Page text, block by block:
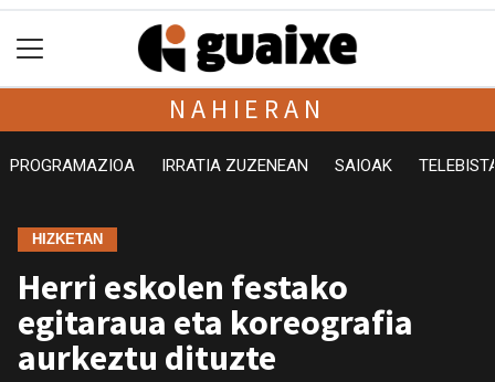
NAHIERAN
PROGRAMAZIOA IRRATIA ZUZENEAN SAIOAK
HIZKETAN
Herri eskolen festako
egitaraua eta koreografia
aurkeztu dituzte